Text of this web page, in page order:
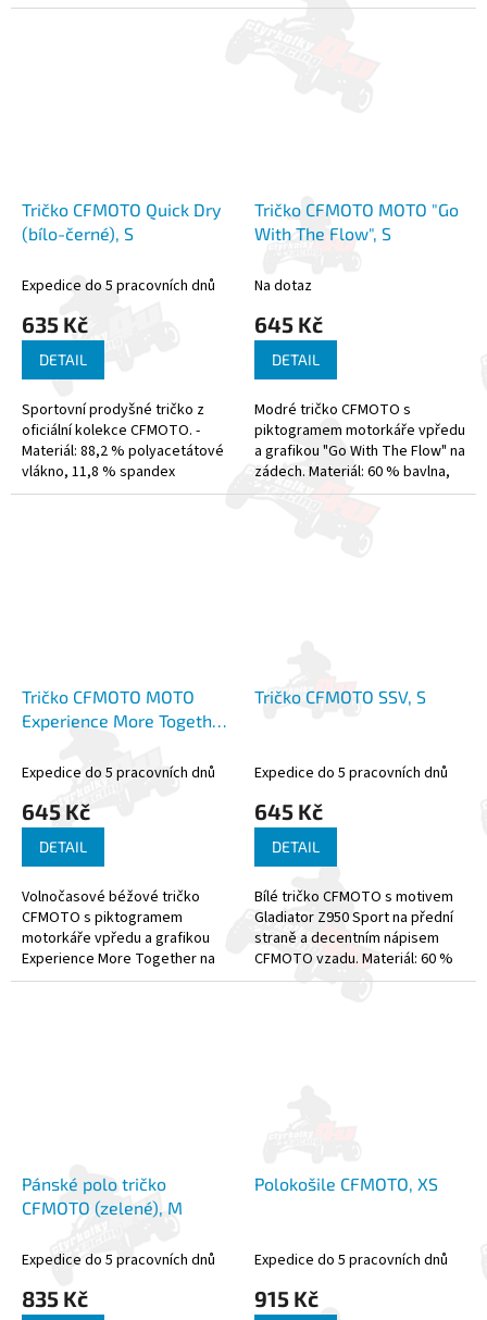
Tričko CFMOTO Quick Dry
(bílo-černé), S
Expedice do 5 pracovních dnů
635 Kč
DETAIL
Sportovní prodyšné tričko z
oficiální kolekce CFMOTO. -
Materiál: 88,2 % polyacetátové
vlákno, 11,8 % spandex
Tričko CFMOTO MOTO "Go
With The Flow", S
Na dotaz
645 Kč
DETAIL
Modré tričko CFMOTO s
piktogramem motorkáře vpředu
a grafikou "Go With The Flow" na
zádech. Materiál: 60 % bavlna,
40 % polyester
Tričko CFMOTO MOTO
Experience More Together,
Expedice do 5 pracovních dnů
645 Kč
DETAIL
Volnočasové béžové tričko
CFMOTO s piktogramem
motorkáře vpředu a grafikou
Experience More Together na
zádech. Materiál: 70 % bavlna,
Tričko CFMOTO SSV, S
Expedice do 5 pracovních dnů
645 Kč
DETAIL
Bílé tričko CFMOTO s motivem
Gladiator Z950 Sport na přední
straně a decentním nápisem
CFMOTO vzadu. Materiál: 60 %
bavlna, 40 % polyester
Pánské polo tričko
CFMOTO (zelené), M
Expedice do 5 pracovních dnů
835 Kč
Polokošile CFMOTO, XS
Expedice do 5 pracovních dnů
915 Kč